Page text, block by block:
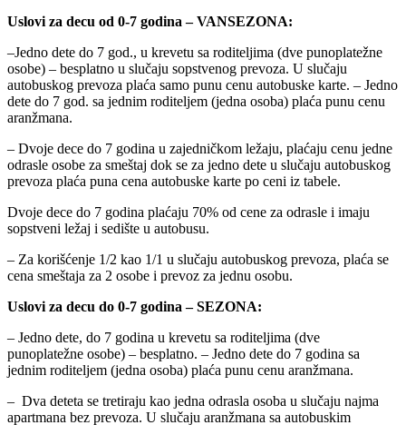
Uslovi za decu od 0-7 godina – VANSEZONA:
–Jedno dete do 7 god., u krevetu sa roditeljima (dve punoplatežne
osobe) – besplatno u slučaju sopstvenog prevoza. U slučaju
autobuskog prevoza plaća samo punu cenu autobuske karte. – Jedno
dete do 7 god. sa jednim roditeljem (jedna osoba) plaća punu cenu
aranžmana.
– Dvoje dece do 7 godina u zajedničkom ležaju, plaćaju cenu jedne
odrasle osobe za smeštaj dok se za jedno dete u slučaju autobuskog
prevoza plaća puna cena autobuske karte po ceni iz tabele.
Dvoje dece do 7 godina plaćaju 70% od cene za odrasle i imaju
sopstveni ležaj i sedište u autobusu.
– Za korišćenje 1/2 kao 1/1 u slučaju autobuskog prevoza, plaća se
cena smeštaja za 2 osobe i prevoz za jednu osobu.
Uslovi za decu do 0-7 godina – SEZONA:
– Jedno dete, do 7 godina u krevetu sa roditeljima (dve
punoplatežne osobe) – besplatno. – Jedno dete do 7 godina sa
jednim roditeljem (jedna osoba) plaća punu cenu aranžmana.
– Dva deteta se tretiraju kao jedna odrasla osoba u slučaju najma
apartmana bez prevoza. U slučaju aranžmana sa autobuskim